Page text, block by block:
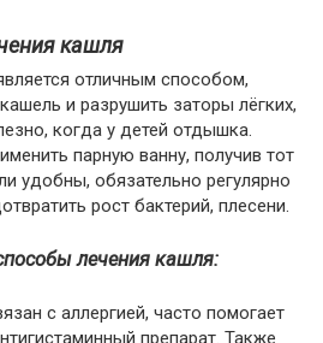
кашля
отличным способом,
и разрушить заторы лёгких,
когда у детей отдышка.
парную ванну, получив тот
удобны, обязательно регулярно
рост бактерий, плесени.
лечения кашля:
с аллергией, часто помогает
препарат. Также